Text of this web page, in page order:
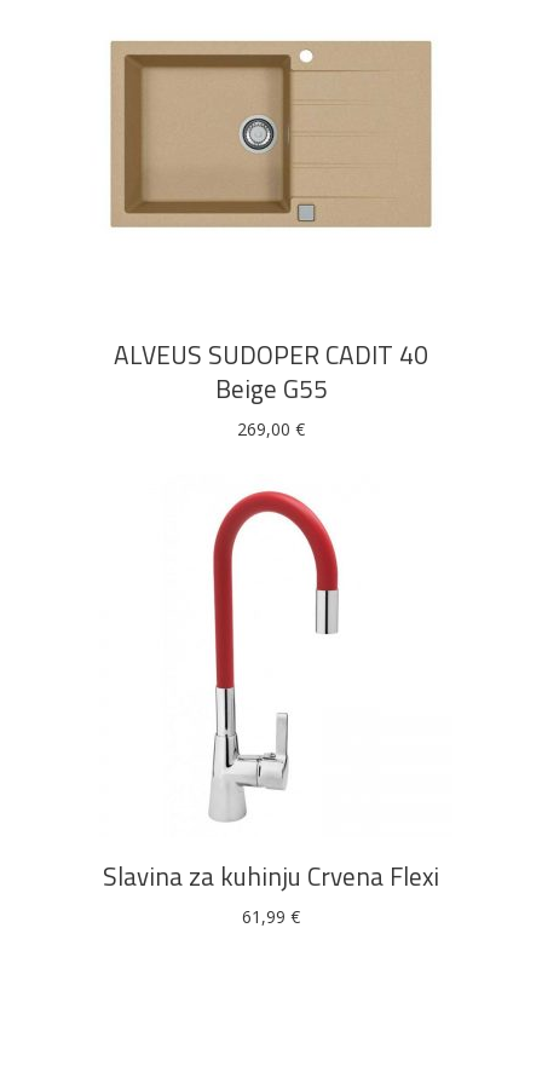
DODAJ U KOŠARICU
ALVEUS SUDOPER CADIT 40
Beige G55
269,00 €
DODAJ U KOŠARICU
Slavina za kuhinju Crvena Flexi
61,99 €